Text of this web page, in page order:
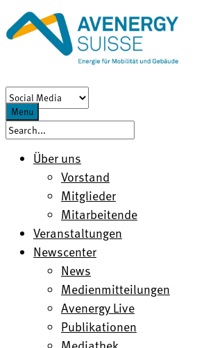
Menu
Über uns
Vorstand
Mitglieder
Mitarbeitende
Veranstaltungen
Newscenter
News
Medienmitteilungen
Avenergy Live
Publikationen